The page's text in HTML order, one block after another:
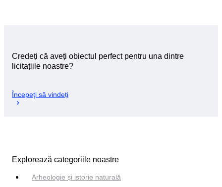
Credeți că aveți obiectul perfect pentru una dintre
licitațiile noastre?
Începeți să vindeți
Explorează categoriile noastre
Arheologie și istorie naturală